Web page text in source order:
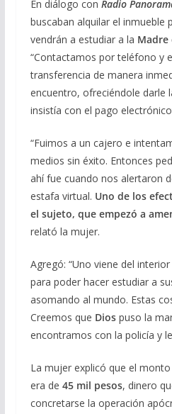
En diálogo con Radio
buscaban alquilar el inmueble
vendrán a estudiar a la Madre
“Contactamos por teléfono y
transferencia de manera
encuentro, ofreciéndole darle
insistía con el pago
“Fuimos a un cajero e
medios sin éxito. Entonces
ahí fue cuando nos alertaron
estafa virtual. Uno de los
el sujeto, que empezó a
relató la mujer.
Agregó: “Uno viene del
para poder hacer estudiar a
asomando al mundo. Estas
Creemos que Diospuso la
encontramos con la policía y
La mujer explicó que el
era de 45 mil pesos, dinero
concretarse la operación